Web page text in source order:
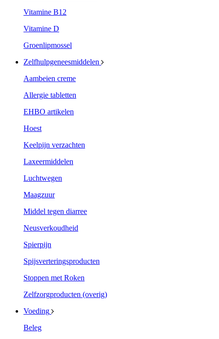
Vitamine B12
Vitamine D
Groenlipmossel
Zelfhulpgeneesmiddelen
Aambeien creme
Allergie tabletten
EHBO artikelen
Hoest
Keelpijn verzachten
Laxeermiddelen
Luchtwegen
Maagzuur
Middel tegen diarree
Neusverkoudheid
Spierpijn
Spijsverteringsproducten
Stoppen met Roken
Zelfzorgproducten (overig)
Voeding
Beleg